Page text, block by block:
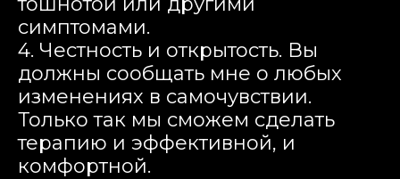
симптомами.
4. Честность и открытость. Вы
должны сообщать мне о любых
изменениях в самочувствии.
Только так мы сможем сделать
терапию и эффективной, и
комфортной.